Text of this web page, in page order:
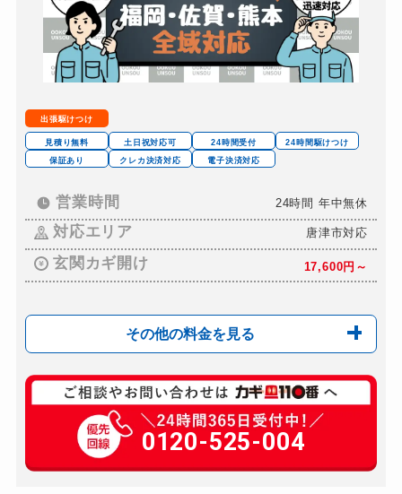
出張駆けつけ
見積り無料 土日祝対応可 24時間受付
24時間駆けつけ
保証あり
クレカ決済対応 電子決済対応
営業時間 24時間 年中無休
対応エリア 唐津市対応
玄関カギ開け 17,600円～
その他の料金を見る
玄関カギ交換 16,500円～※部材費...
車カギ開け
6,600円～
0120-525-004